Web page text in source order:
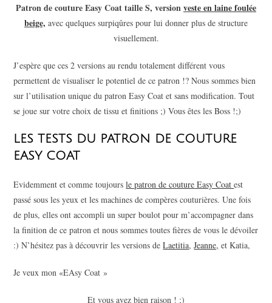
Patron de couture Easy Coat taille S, versionveste en laine foulée
beige, avec quelques surpiqûres pour lui donner plus de structure
visuellement.
J’espère que ces 2 versions au rendu totalement différent vous
permettent de visualiser le potentiel de ce patron !? Nous sommes bien
sur l’utilisation unique du patron Easy Coat et sans modification. Tout
se joue sur votre choix de tissu et finitions ;) Vous êtes les Boss !;)
LES TESTS DU PATRON DE COUTURE
EASY COAT
Evidemment et comme toujoursle patron de couture Easy Coatest
passé sous les yeux et les machines de compères couturières. Une fois
de plus, elles ont accompli un super boulot pour m’accompagner dans
la finition de ce patron et nous sommes toutes fières de vous le dévoiler
:) N’hésitez pas à découvrir les versions deLaetitia,Jeanne, et Katia,
Je veux mon «EAsy Coat »
Et vous avez bien raison ! ;)